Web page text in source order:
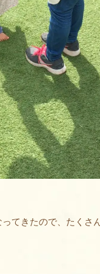
てきたので、たくさ